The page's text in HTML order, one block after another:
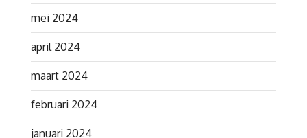
mei 2024
april 2024
maart 2024
februari 2024
januari 2024